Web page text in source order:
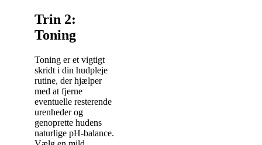
Trin 2:
Toning
Toning er et vigtigt
skridt i din hudpleje
rutine, der hjælper
med at fjerne
eventuelle resterende
urenheder og
genoprette hudens
naturlige pH-balance.